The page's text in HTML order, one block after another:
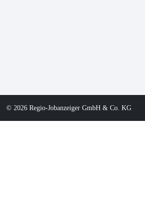
© 2026 Regio-Jobanzeiger GmbH & Co. KG